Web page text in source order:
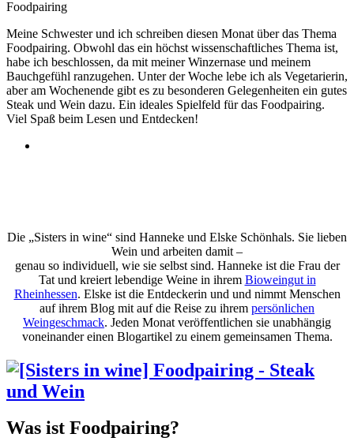
Foodpairing
Meine Schwester und ich schreiben diesen Monat über das Thema
Foodpairing. Obwohl das ein höchst wissenschaftliches Thema ist,
habe ich beschlossen, da mit meiner Winzernase und meinem
Bauchgefühl ranzugehen. Unter der Woche lebe ich als Vegetarierin,
aber am Wochenende gibt es zu besonderen Gelegenheiten ein gutes
Steak und Wein dazu. Ein ideales Spielfeld für das Foodpairing.
Viel Spaß beim Lesen und Entdecken!
Die „Sisters in wine“ sind Hanneke und Elske Schönhals. Sie lieben
Wein und arbeiten damit –
genau so individuell, wie sie selbst sind. Hanneke ist die Frau der
Tat und kreiert lebendige Weine in ihrem Bioweingut in
Rheinhessen. Elske ist die Entdeckerin und und nimmt Menschen
auf ihrem Blog mit auf die Reise zu ihrem persönlichen
Weingeschmack. Jeden Monat veröffentlichen sie unabhängig
voneinander einen Blogartikel zu einem gemeinsamen Thema.
Was ist Foodpairing?